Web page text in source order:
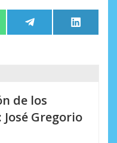
Compartir
en
Telegram
en
LinkedIn
de los
Gregorio